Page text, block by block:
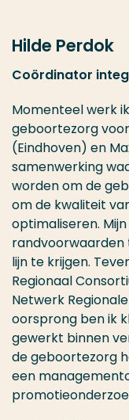
Hilde Perdok
Coördinator
Momenteel werk
geboortezorg
(Eindhoven) en
samenwerking
worden om de
om de kwaliteit
optimaliseren.
lijn te krijgen.
Regionaal
Netwerk
oorsprong ben ik
gewerkt binnen
de geboortezorg
een